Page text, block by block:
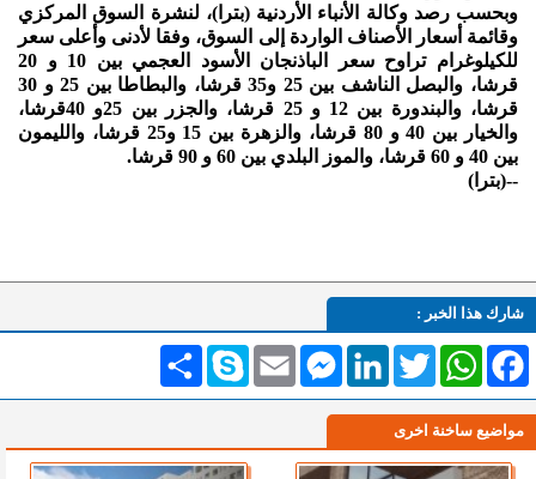
وبحسب رصد وكالة الأنباء الأردنية (بترا)، لنشرة السوق المركزي
وقائمة أسعار الأصناف الواردة إلى السوق، وفقا لأدنى وأعلى سعر
للكيلوغرام تراوح سعر الباذنجان الأسود العجمي بين 10 و 20
قرشا، والبصل الناشف بين 25 و35 قرشا، والبطاطا بين 25 و 30
قرشا، والبندورة بين 12 و 25 قرشا، والجزر بين 25و 40قرشا،
والخيار بين 40 و 80 قرشا، والزهرة بين 15 و25 قرشا، والليمون
بين 40 و 60 قرشا، والموز البلدي بين 60 و 90 قرشا.
--(بترا)
شارك هذا الخبر :
انشر Skype Email
MessengerLinkedInTwitterWhatsAppFacebook
مواضيع ساخنة اخرى